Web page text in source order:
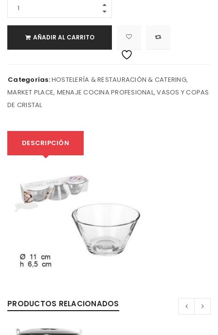
AÑADIR AL CARRITO
Categorías:HOSTELERÍA & RESTAURACIÓN & CATERING,
MARKET PLACE, MENAJE COCINA PROFESIONAL,VASOS Y COPAS
DE CRISTAL
DESCRIPCIÓN
PRODUCTOS RELACIONADOS